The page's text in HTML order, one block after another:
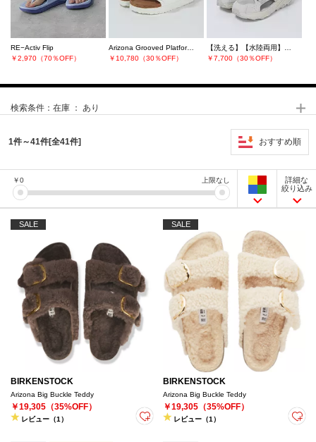
RE−Activ Flip
￥2,970（70％OFF）
Arizona Grooved Platform BF VEG【Papillio by BIRKENSTOCK】
￥10,780（30％OFF）
￥7,700（30％OFF）
検索条件： 在庫 ： あり
1件～41件[全41件] おすすめ順
￥0 上限なし
詳細な
絞り込み
SALE
BIRKENSTOCK
Arizona Big Buckle Teddy
￥19,305（35%OFF）
レビュー（1）
SALE
BIRKENSTOCK
Arizona Big Buckle Teddy
￥19,305（35%OFF）
レビュー（1）